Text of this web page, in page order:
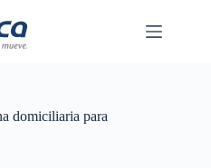
domiciliaria para